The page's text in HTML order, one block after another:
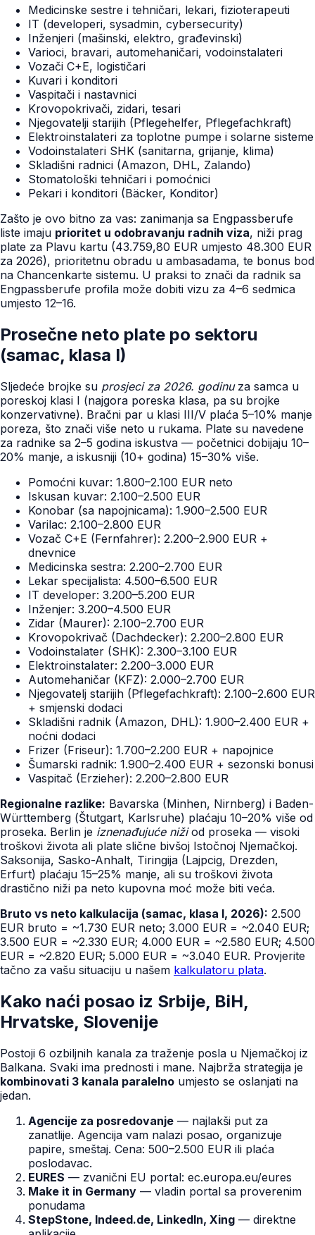
Medicinske sestre i tehničari, lekari, fizioterapeuti
IT (developeri, sysadmin, cybersecurity)
Inženjeri (mašinski, elektro, građevinski)
Varioci, bravari, automehaničari, vodoinstalateri
Vozači C+E, logističari
Kuvari i konditori
Vaspitači i nastavnici
Krovopokrivači, zidari, tesari
Njegovatelji starijih (Pflegehelfer, Pflegefachkraft)
Elektroinstalateri za toplotne pumpe i solarne sisteme
Vodoinstalateri SHK (sanitarna, grijanje, klima)
Skladišni radnici (Amazon, DHL, Zalando)
Stomatološki tehničari i pomoćnici
Pekari i konditori (Bäcker, Konditor)
Zašto je ovo bitno za vas: zanimanja sa Engpassberufe
liste imaju prioritet u odobravanju radnih viza, niži prag
plate za Plavu kartu (43.759,80 EUR umjesto 48.300 EUR
za 2026), prioritetnu obradu u ambasadama, te bonus bod
na Chancenkarte sistemu. U praksi to znači da radnik sa
Engpassberufe profila može dobiti vizu za 4–6 sedmica
umjesto 12–16.
Prosečne neto plate po sektoru
(samac, klasa I)
Sljedeće brojke su prosjeci za 2026. godinuza samca u
poreskoj klasi I (najgora poreska klasa, pa su brojke
konzervativne). Bračni par u klasi III/V plaća 5–10% manje
poreza, što znači više neto u rukama. Plate su navedene
za radnike sa 2–5 godina iskustva — početnici dobijaju 10–
20% manje, a iskusniji (10+ godina) 15–30% više.
Pomoćni kuvar: 1.800–2.100 EUR neto
Iskusan kuvar: 2.100–2.500 EUR
Konobar (sa napojnicama): 1.900–2.500 EUR
Varilac: 2.100–2.800 EUR
Vozač C+E (Fernfahrer): 2.200–2.900 EUR +
dnevnice
Medicinska sestra: 2.200–2.700 EUR
Lekar specijalista: 4.500–6.500 EUR
IT developer: 3.200–5.200 EUR
Inženjer: 3.200–4.500 EUR
Zidar (Maurer): 2.100–2.700 EUR
Krovopokrivač (Dachdecker): 2.200–2.800 EUR
Vodoinstalater (SHK): 2.300–3.100 EUR
Elektroinstalater: 2.200–3.000 EUR
Automehaničar (KFZ): 2.000–2.700 EUR
Njegovatelj starijih (Pflegefachkraft): 2.100–2.600 EUR
+ smjenski dodaci
Skladišni radnik (Amazon, DHL): 1.900–2.400 EUR +
noćni dodaci
Frizer (Friseur): 1.700–2.200 EUR + napojnice
Šumarski radnik: 1.900–2.400 EUR + sezonski bonusi
Vaspitač (Erzieher): 2.200–2.800 EUR
Regionalne razlike: Bavarska (Minhen, Nirnberg) i Baden-
Württemberg (Štutgart, Karlsruhe) plaćaju 10–20% više od
proseka. Berlin je iznenađujuće nižiod proseka — visoki
troškovi života ali plate slične bivšoj Istočnoj Njemačkoj.
Saksonija, Sasko-Anhalt, Tiringija (Lajpcig, Drezden,
Erfurt) plaćaju 15–25% manje, ali su troškovi života
drastično niži pa neto kupovna moć može biti veća.
Bruto vs neto kalkulacija (samac, klasa I, 2026): 2.500
EUR bruto = ~1.730 EUR neto; 3.000 EUR = ~2.040 EUR;
3.500 EUR = ~2.330 EUR; 4.000 EUR = ~2.580 EUR; 4.500
EUR = ~2.820 EUR; 5.000 EUR = ~3.040 EUR. Provjerite
tačno za vašu situaciju u našem kalkulatoru plata.
Kako naći posao iz Srbije, BiH,
Hrvatske, Slovenije
Postoji 6 ozbiljnih kanala za traženje posla u Njemačkoj iz
Balkana. Svaki ima prednosti i mane. Najbrža strategija je
kombinovati 3 kanala paralelno umjesto se oslanjati na
jedan.
Agencije za posredovanje — najlakši put za
zanatlije. Agencija vam nalazi posao, organizuje
papire, smeštaj. Cena: 500–2.500 EUR ili plaća
poslodavac.
EURES — zvanični EU portal: ec.europa.eu/eures
Make it in Germany — vladin portal sa proverenim
ponudama
StepStone, Indeed.de, LinkedIn, Xing — direktne